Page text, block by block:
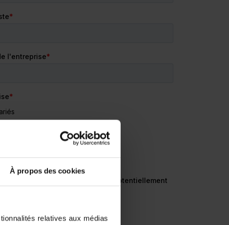
À propos des cookies
relatives aux médias